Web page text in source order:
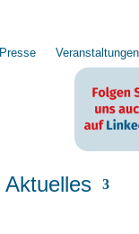
Presse Veranstaltungen
Aktuelles